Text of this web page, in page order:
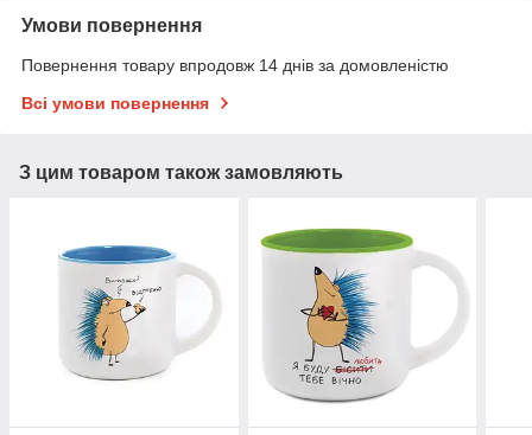
Умови повернення
Повернення товару впродовж 14 днів за домовленістю
Всі умови повернення
З цим товаром також замовляють